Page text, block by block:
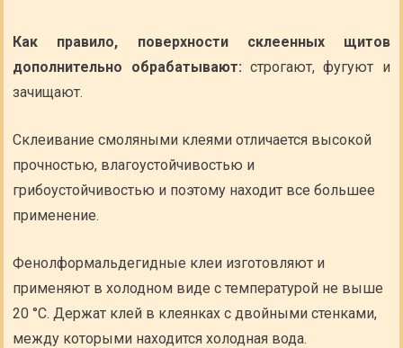
Как правило, поверхности склеенных щитов
дополнительно обрабатывают: строгают, фугуют и
зачищают.
Склеивание смоляными клеями отличается высокой
прочностью, влагоустойчивостью и
грибоустойчивостью и поэтому находит все большее
применение.
Фенолформальдегидные клеи изготовляют и
применяют в холодном виде с температурой не выше
20 °C. Держат клей в клеянках с двойными стенками,
между которыми находится холодная вода.